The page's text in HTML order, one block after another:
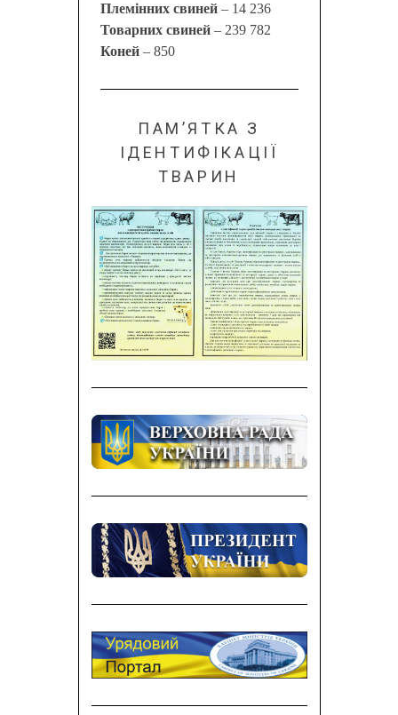
Племінних свиней– 14 236
Товарних свиней– 239 782
Коней– 850
ПАМ’ЯТКА З
ІДЕНТИФІКАЦІЇ
ТВАРИН